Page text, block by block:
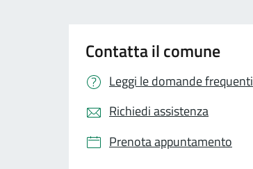
Contatta il comune
Leggi le domande frequenti
Richiedi assistenza
Prenota appuntamento